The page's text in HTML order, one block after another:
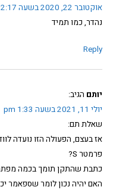
אוקטובר 22, 2020 בשעה 2:17 pm
נהדר, כמו תמיד
Reply
יותם הגיב:
יולי 11, 2021 בשעה 1:33 pm
שאלת תם:
אז בעצם, הפעולה הזו נועדה
פרמטר S?
כתבת שהתקן תומך בכמה